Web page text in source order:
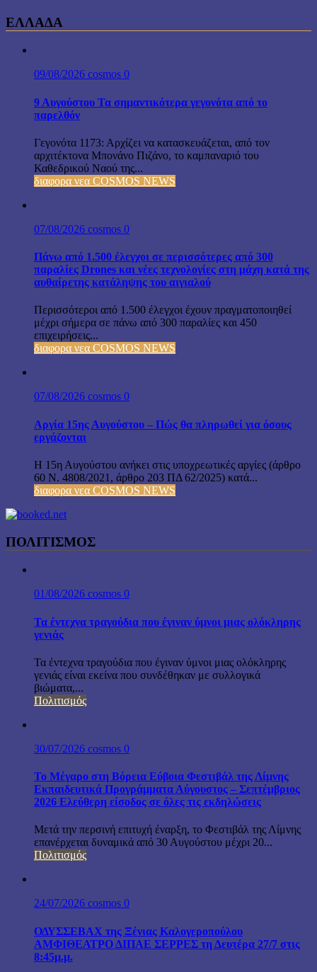
ΕΛΛΑΔΑ
09/08/2026 cosmos 0
9 Αυγούστου Τα σημαντικότερα γεγονότα από το
παρελθόν
Γεγονότα 1173: Αρχίζει να κατασκευάζεται, από τον
αρχιτέκτονα Μπονάνο Πιζάνο, το καμπαναριό του
Καθεδρικού Ναού της...
διαφορα νεα COSMOS NEWS
07/08/2026 cosmos 0
Πάνω από 1.500 έλεγχοι σε περισσότερες από 300
παραλίες Drones και νέες τεχνολογίες στη μάχη κατά της
αυθαίρετης κατάληψης του αιγιαλού
Περισσότεροι από 1.500 έλεγχοι έχουν πραγματοποιηθεί
μέχρι σήμερα σε πάνω από 300 παραλίες και 450
επιχειρήσεις...
διαφορα νεα COSMOS NEWS
07/08/2026 cosmos 0
Αργία 15ης Αυγούστου – Πώς θα πληρωθεί για όσους
εργάζονται
Η 15η Αυγούστου ανήκει στις υποχρεωτικές αργίες (άρθρο
60 Ν. 4808/2021, άρθρο 203 ΠΔ 62/2025) κατά...
διαφορα νεα COSMOS NEWS
ΠΟΛΙΤΙΣΜΟΣ
01/08/2026 cosmos 0
Τα έντεχνα τραγούδια που έγιναν ύμνοι μιας ολόκληρης
γενιάς
Τα έντεχνα τραγούδια που έγιναν ύμνοι μιας ολόκληρης
γενιάς είναι εκείνα που συνδέθηκαν με συλλογικά
βιώματα,...
Πολιτισμός
30/07/2026 cosmos 0
Το Μέγαρο στη Βόρεια Εύβοια Φεστιβάλ της Λίμνης
Εκπαιδευτικά Προγράμματα Αύγουστος – Σεπτέμβριος
2026 Ελεύθερη είσοδος σε όλες τις εκδηλώσεις
Μετά την περσινή επιτυχή έναρξη, το Φεστιβάλ της Λίμνης
επανέρχεται δυναμικά από 30 Αυγούστου μέχρι 20...
Πολιτισμός
24/07/2026 cosmos 0
ΟΔΥΣΣΕΒΑΧ της Ξένιας Καλογεροπούλου
ΑΜΦΙΘΕΑΤΡΟ ΔΙΠΑΕ ΣΕΡΡΕΣ τη Δευτέρα 27/7 στις
8:45μ.μ.